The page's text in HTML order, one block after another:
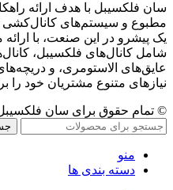
سان فلکسیبل با هدف ارائه
مطبوع و سیستم‌های
یک پیشرو در این صنعت، با
شامل کانال‌های فلکسیبل،
عایق‌های الاستومری، و
نیازهای متنوع مشتریان خود را
© تمام حقوق برای سان
منو
دسته بندی ها